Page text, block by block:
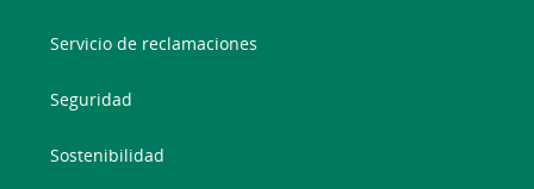
Servicio de reclamaciones
Seguridad
Sostenibilidad